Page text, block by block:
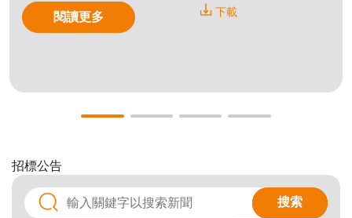
閱讀更多 下載
招標公告
搜索
搜索